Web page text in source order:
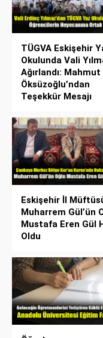
TÜGVA Eskişehir
Okulunda Vali
Ağırlandı: Mahmut
Öksüzoğlu’ndan
Teşekkür Mesajı
Eskişehir İl
Muharrem Gül’ün
Mustafa Eren Gül
Oldu